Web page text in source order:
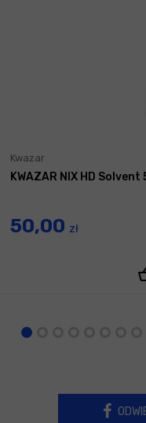
Kwazar
KWAZAR NIX HD
50,00 zł